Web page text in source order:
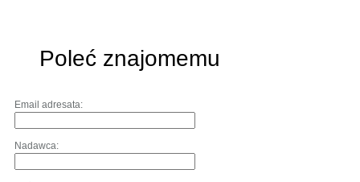
Poleć znajomemu
Email adresata:
Nadawca: